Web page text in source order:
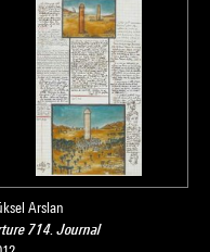
Arslan
714. Journal